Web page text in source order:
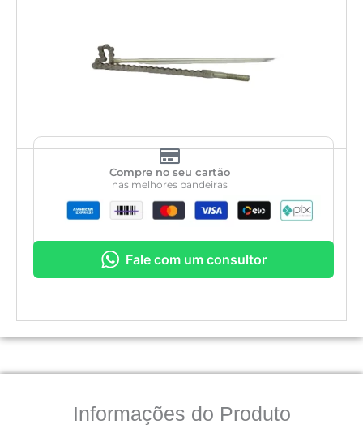
Compre no seu cartão
nas melhores bandeiras
Fale com um consultor
Informações do Produto